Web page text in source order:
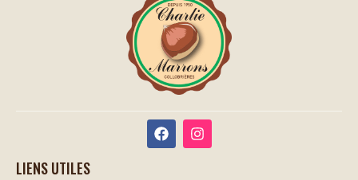
LIENS UTILES